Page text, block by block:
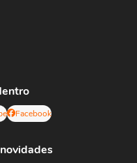
Facebook